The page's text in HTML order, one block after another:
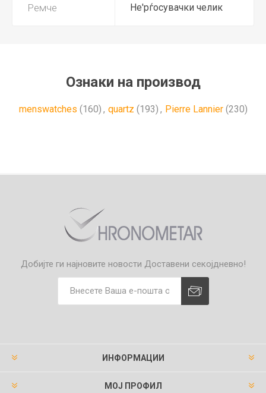
Ремче Не'рѓосувачки челик
Ознаки на производ
menswatches (160) , quartz (193) , Pierre Lannier (230)
Добијте ги најновите новости Доставени секојдневно!
ИНФОРМАЦИИ
МОЈ ПРОФИЛ